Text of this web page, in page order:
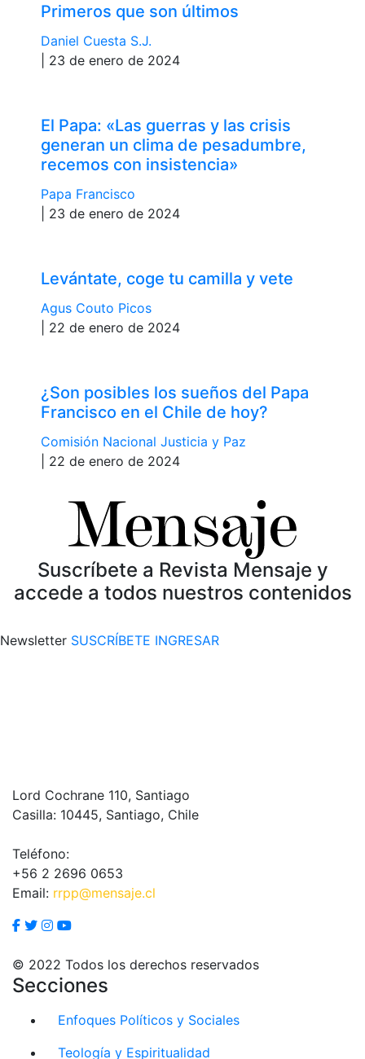
Primeros que son últimos
Daniel Cuesta S.J.
| 23 de enero de 2024
El Papa: «Las guerras y las crisis
generan un clima de pesadumbre,
recemos con insistencia»
Papa Francisco
| 23 de enero de 2024
Levántate, coge tu camilla y vete
Agus Couto Picos
| 22 de enero de 2024
¿Son posibles los sueños del Papa
Francisco en el Chile de hoy?
Comisión Nacional Justicia y Paz
| 22 de enero de 2024
Suscríbete a Revista Mensaje y
accede a todos nuestros contenidos
Newsletter SUSCRÍBETE INGRESAR
Lord Cochrane 110, Santiago
Casilla: 10445, Santiago, Chile
Teléfono:
+56 2 2696 0653
Email: rrpp@mensaje.cl
© 2022 Todos los derechos reservados
Secciones
Enfoques Políticos y Sociales
Teología y Espiritualidad